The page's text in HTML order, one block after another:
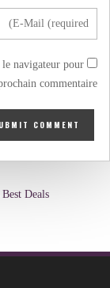
navigateur pour
commentaire.
Deals